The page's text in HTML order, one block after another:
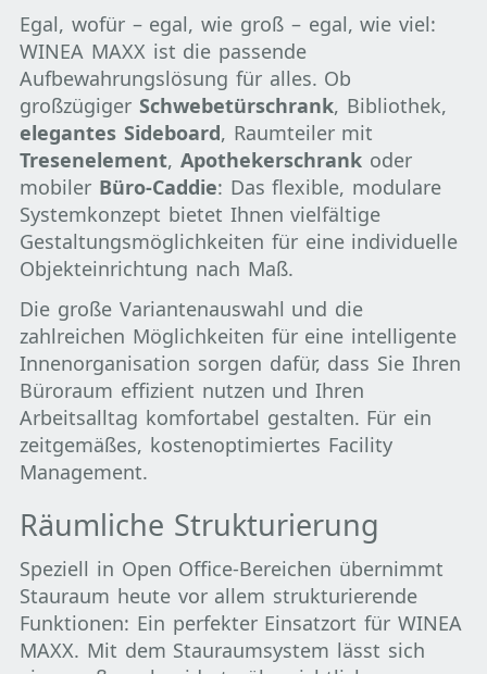
Egal, wofür – egal, wie groß – egal, wie viel:
WINEA MAXX ist die passende
Aufbewahrungslösung für alles. Ob
großzügiger Schwebetürschrank, Bibliothek,
elegantes Sideboard, Raumteiler mit
Tresenelement, Apothekerschrankoder
mobiler Büro-Caddie: Das flexible, modulare
Systemkonzept bietet Ihnen vielfältige
Gestaltungsmöglichkeiten für eine individuelle
Objekteinrichtung nach Maß.
Die große Variantenauswahl und die
zahlreichen Möglichkeiten für eine intelligente
Innenorganisation sorgen dafür, dass Sie Ihren
Büroraum effizient nutzen und Ihren
Arbeitsalltag komfortabel gestalten. Für ein
zeitgemäßes, kostenoptimiertes Facility
Management.
Räumliche Strukturierung
Speziell in Open Office-Bereichen übernimmt
Stauraum heute vor allem strukturierende
Funktionen: Ein perfekter Einsatzort für WINEA
MAXX. Mit dem Stauraumsystem lässt sich